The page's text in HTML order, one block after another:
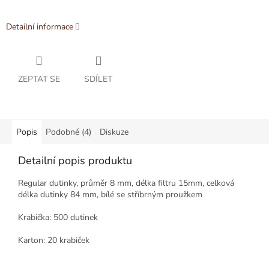
Detailní informace
ZEPTAT SE SDÍLET
Popis Podobné (4) Diskuze
Detailní popis produktu
Regular dutinky, průměr 8 mm, délka filtru 15mm, celková
délka dutinky 84 mm, bílé se stříbrným proužkem
Krabička: 500 dutinek
Karton: 20 krabiček